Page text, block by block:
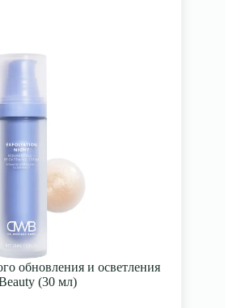
обновления и осветления
(30 мл)